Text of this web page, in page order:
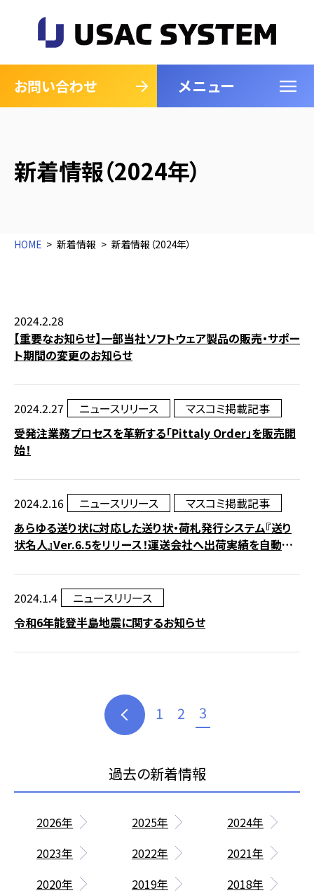
お問い合わせ メニュー
閉じる
新着情報（2024年）
HOME 新着情報 新着情報（2024年）
2024.2.28
【重要なお知らせ】一部当社ソフトウェア製品の販売・サポー
ト期間の変更のお知らせ
2024.2.27 ニュースリリース
マスコミ掲載記事
受発注業務プロセスを革新する「Pittaly Order」を販売開
始！
2024.2.16 ニュースリリース
マスコミ掲載記事
あらゆる送り状に対応した送り状・荷札発行システム『送り
状名人』Ver.6.5をリリース！運送会社へ出荷実績を自動メ
2024.1.4
ニュースリリース
令和6年能登半島地震に関するお知らせ
1 2 3
2026年 2025年
2024年
2023年
2022年
2021年
2020年
2019年
2018年